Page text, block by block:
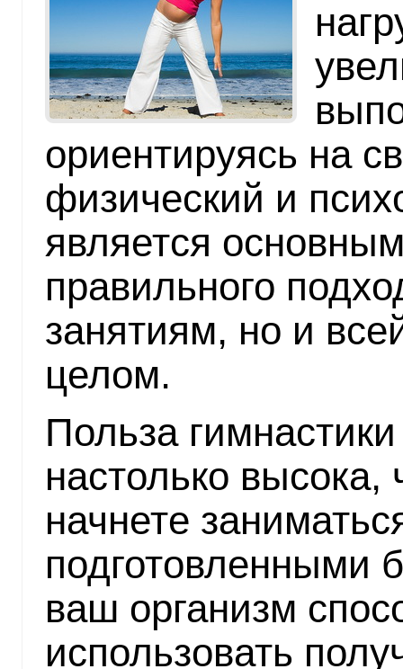
ориентируясь на
физический и
является
правильного
занятиям, но и
целом.
Польза
настолько
начнете
подготовленными
ваш организм
использовать